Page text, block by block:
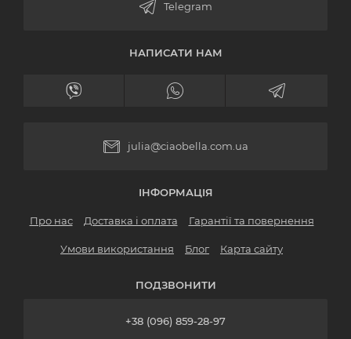
НАПИСАТИ НАМ
julia@ciaobella.com.ua
ІНФОРМАЦІЯ
Про нас Доставка і оплата Гарантії та повернення
Умови використання Блог Карта сайту
ПОДЗВОНИТИ
+38 (096) 859-28-97